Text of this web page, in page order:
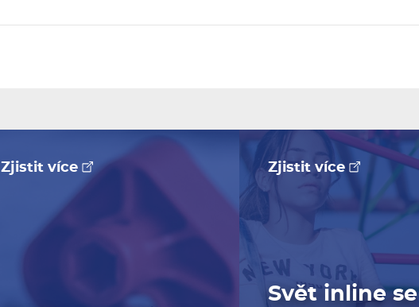
Zjistit více Zjistit více
Svět inline se